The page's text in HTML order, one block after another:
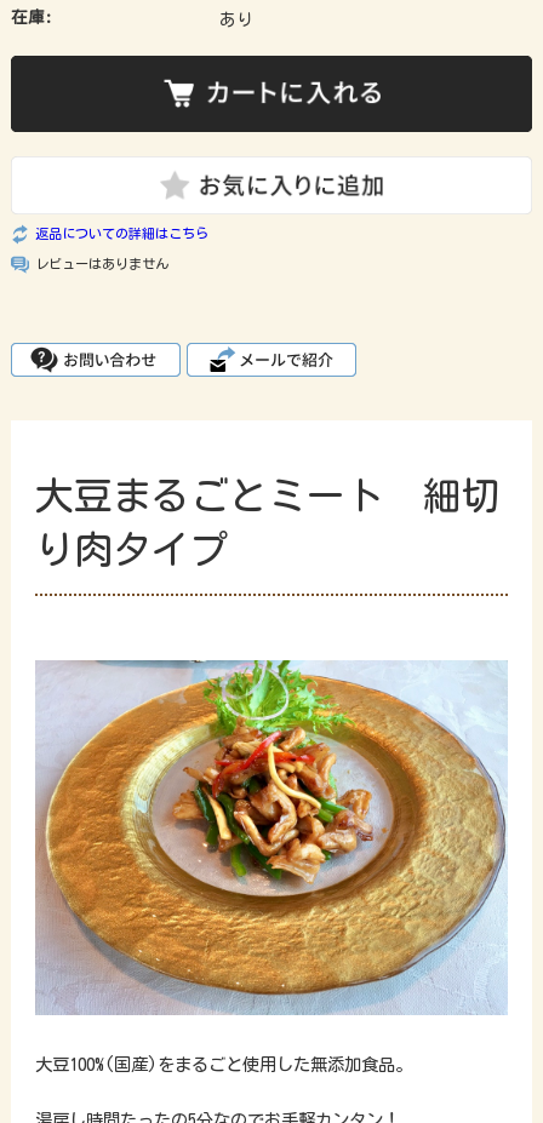
在庫: あり
返品についての詳細はこちら
レビューはありません
大豆まるごとミート 細切
り肉タイプ
大豆100%(国産)をまるごと使用した無添加食品。